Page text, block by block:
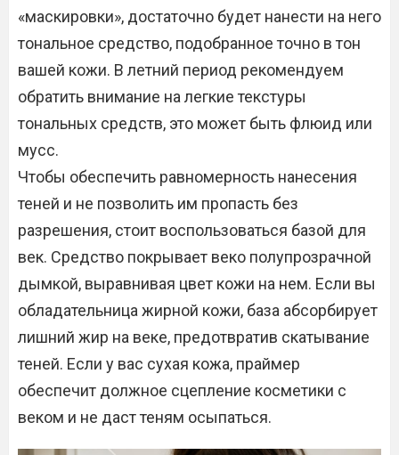
«маскировки», достаточно будет нанести на него
тональное средство, подобранное точно в тон
вашей кожи. В летний период рекомендуем
обратить внимание на легкие текстуры
тональных средств, это может быть флюид или
мусс.
Чтобы обеспечить равномерность нанесения
теней и не позволить им пропасть без
разрешения, стоит воспользоваться базой для
век. Средство покрывает веко полупрозрачной
дымкой, выравнивая цвет кожи на нем. Если вы
обладательница жирной кожи, база абсорбирует
лишний жир на веке, предотвратив скатывание
теней. Если у вас сухая кожа, праймер
обеспечит должное сцепление косметики с
веком и не даст теням осыпаться.